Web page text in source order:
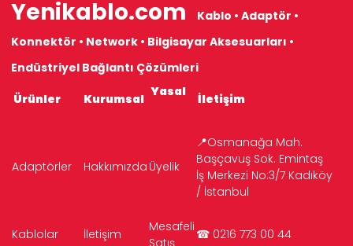
Yenikablo.com
Kablo • Adaptör •
Konnektör • Network • Bilgisayar Aksesuarları •
Endüstriyel Bağlantı Çözümleri
Ürünler
Kurumsal Yasal İletişim
Adaptörler Hakkımızda Üyelik
📍Osmanağa Mah.
Başçavuş Sok. Emintaş
İş Merkezi No:3/7 Kadıköy
/ İstanbul
Kablolar İletişim
Mesafeli ☎ 0216 773 00 44